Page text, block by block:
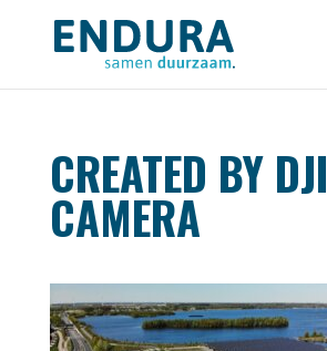
CREATED BY DJI
CAMERA